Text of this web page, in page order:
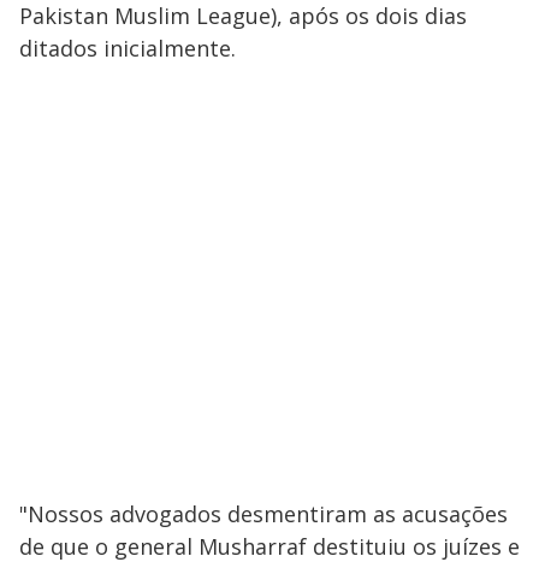
Pakistan Muslim League), após os dois dias
ditados inicialmente.
"Nossos advogados desmentiram as acusações
de que o general Musharraf destituiu os juízes e